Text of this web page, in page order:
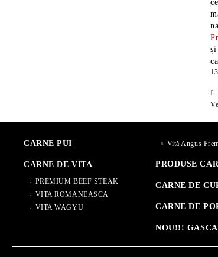
și
CARNE PUI
CARNE DE VITA
PREMIUM BEEF STEAK
VITA ROMANEASCA
VITA WAGYU
Vită Angus
PRODUSE
CARNE DE
CARNE DE
NOU!!!